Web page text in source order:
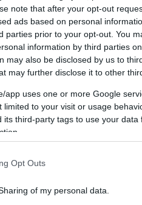
note that after your opt-out
ads based on personal
parties prior to your opt-out. You
information by third parties
may also be disclosed by us to
may further disclose it to other
app uses one or more Google
limited to your visit or usage
its third-party tags to use your
Opt Outs
of my personal data.
Pinterest